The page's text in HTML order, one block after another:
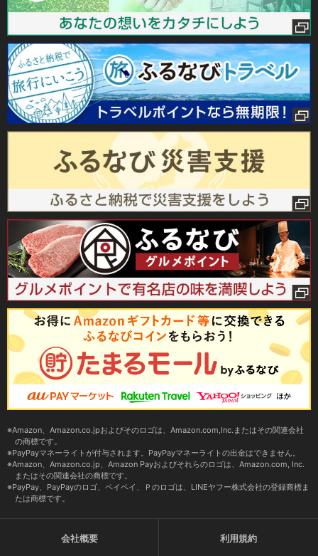
Amazon、Amazon.co.jpおよびそのロゴは、Amazon.com,Inc.またはその関連会社
の商標です。
PayPayマネーライトが付与されます。PayPayマネーライトの出金はできません。
Amazon、Amazon.co.jp、Amazon Payおよびそれらのロゴは、Amazon.com, Inc.
またはその関連会社の商標です。
PayPay、PayPayのロゴ、ペイペイ、Ｐのロゴは、LINEヤフー株式会社の登録商標ま
たは商標です。
会社概要 利用規約